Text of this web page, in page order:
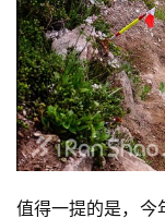
值得一提的是，今